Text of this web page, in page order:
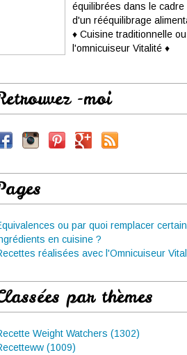
équilibrées dans le cadre
d'un rééquilibrage
♦ Cuisine traditionnelle
l'omnicuiseur Vitalité ♦
-moi
ou par quoi remplacer
en cuisine ?
réalisées avec l'Omnicuiseur
par thèmes
Weight Watchers (1302)
(1009)